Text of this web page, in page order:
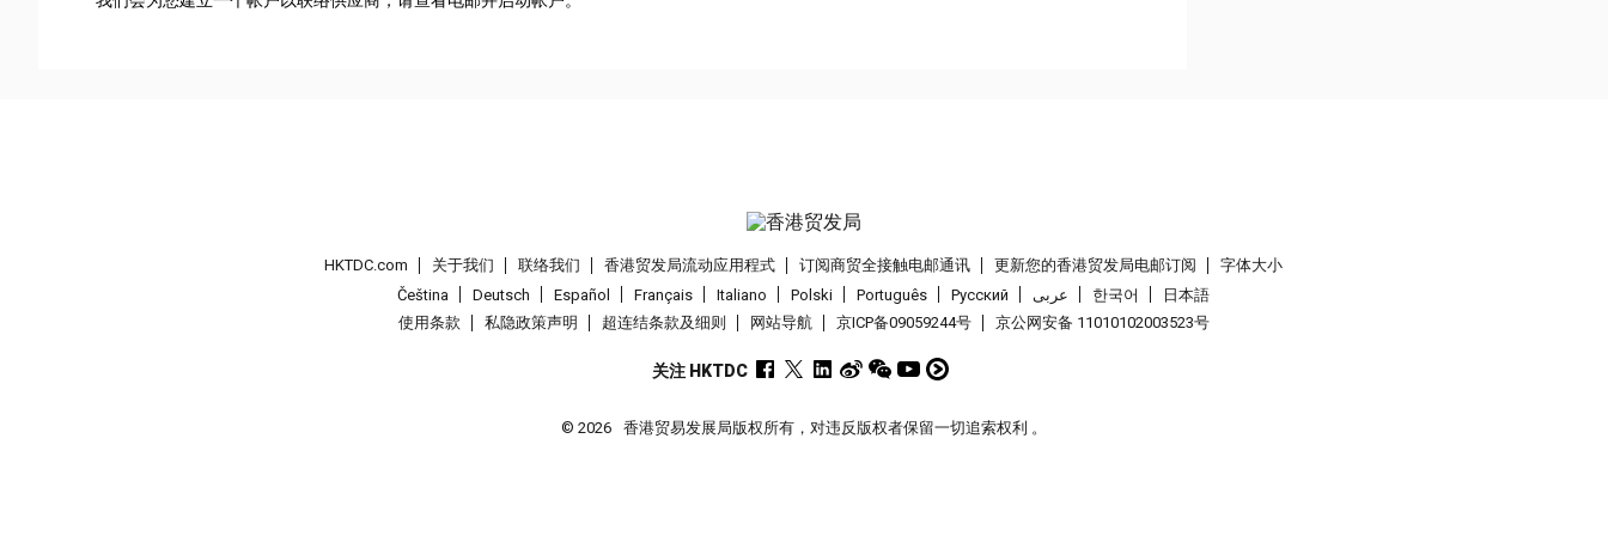
HKTDC.com 关于我们 联络我们 香港贸发局流动应用程式 订阅商贸全接触电邮通讯 更新您的香港贸发局电邮订阅
字体大小
Čeština
Deutsch Español Français Italiano Polski Português Pусский عربى 한국어
日本語
使用条款
私隐政策声明 超连结条款及细则 网站导航 京ICP备09059244号 京公网安备 11010102003523号
关注 HKTDC
© 2026 香港贸易发展局版权所有，对违反版权者保留一切追索权利 。